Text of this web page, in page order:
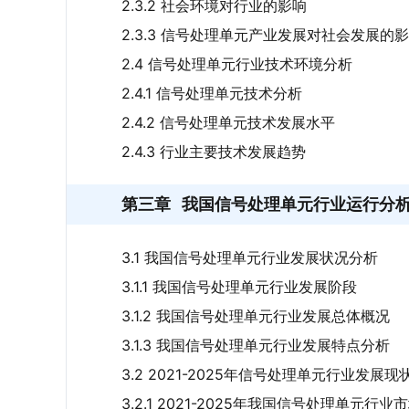
2.3.2 社会环境对行业的影响
2.3.3 信号处理单元产业发展对社会发展的
2.4 信号处理单元行业技术环境分析
2.4.1 信号处理单元技术分析
2.4.2 信号处理单元技术发展水平
2.4.3 行业主要技术发展趋势
第三章 我国信号处理单元行业运行分
3.1 我国信号处理单元行业发展状况分析
3.1.1 我国信号处理单元行业发展阶段
3.1.2 我国信号处理单元行业发展总体概况
3.1.3 我国信号处理单元行业发展特点分析
3.2 2021-2025年信号处理单元行业发展现
3.2.1 2021-2025年我国信号处理单元行业